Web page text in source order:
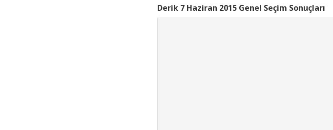
Derik 7 Haziran 2015 Genel Seçim Sonuçları